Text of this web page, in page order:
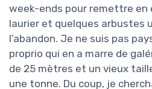
week-ends pour remettre en
laurier et quelques arbustes
l’abandon. Je ne suis pas
proprio qui en a marre de
de 25 mètres et un vieux
une tonne. Du coup, je